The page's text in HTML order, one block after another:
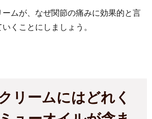
ムが、なぜ関節の痛みに効果的と言
くことにしましょう。
リームにはどれく